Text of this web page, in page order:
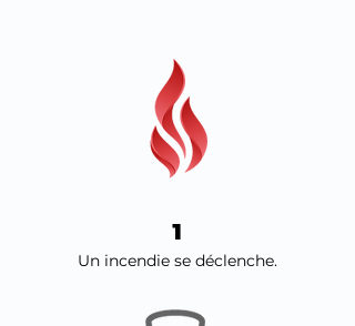
1
Un incendie se déclenche.